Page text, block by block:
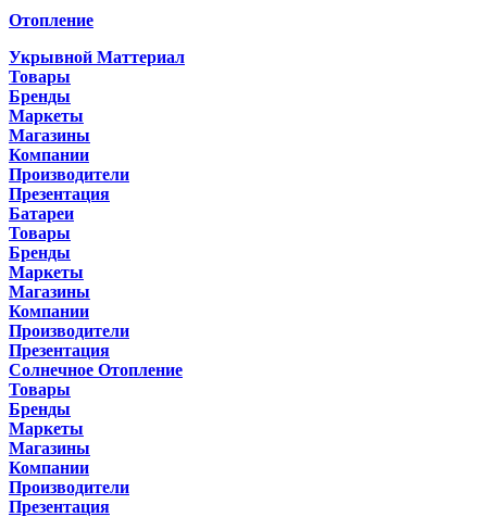
Отопление
Укрывной Маттериал
Товары
Бренды
Маркеты
Магазины
Компании
Производители
Презентация
Батареи
Товары
Бренды
Маркеты
Магазины
Компании
Производители
Презентация
Солнечное Отопление
Товары
Бренды
Маркеты
Магазины
Компании
Производители
Презентация